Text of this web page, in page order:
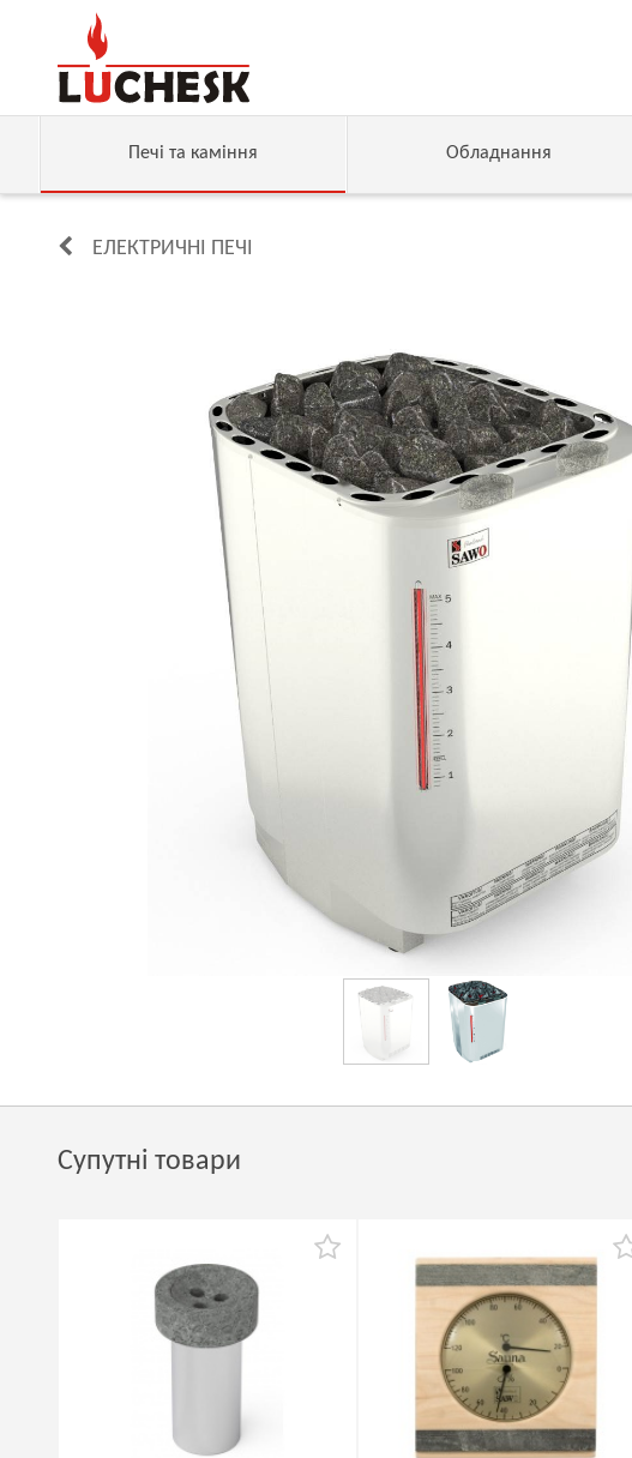
Печі та каміння Обладнання
ЕЛЕКТРИЧНІ ПЕЧІ
Супутні товари